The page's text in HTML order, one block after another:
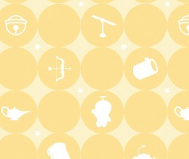
深夜 1:57
FRUITS ZIPPERのNEW
KAWAIIってしてよ?
深夜 2:27
サクラミーツ 【強烈キャラ登
場】コロチキコント&オンリー